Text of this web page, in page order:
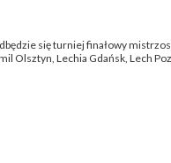
się turniej finałowy
Olsztyn, Lechia Gdańsk, Lech